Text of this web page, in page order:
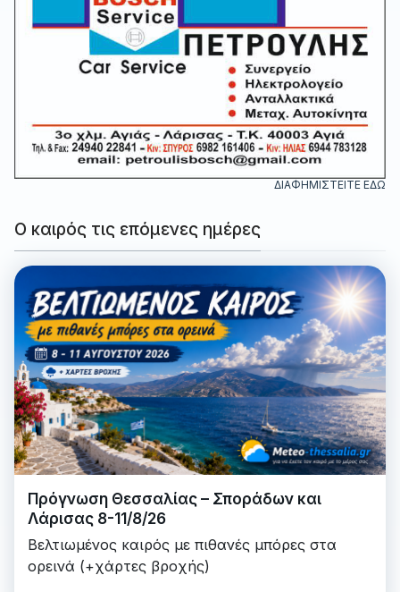
ΔΙΑΦΗΜΙΣΤΕΙΤΕ ΕΔΩ
Ο καιρός τις επόμενες ημέρες
Πρόγνωση Θεσσαλίας – Σποράδων και
Λάρισας 8-11/8/26
Βελτιωμένος καιρός με πιθανές μπόρες στα
ορεινά (+χάρτες βροχής)